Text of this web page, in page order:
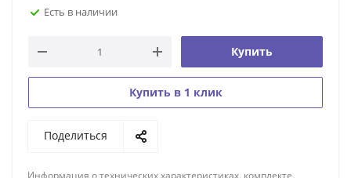
Есть в наличии
Купить
Купить в 1 клик
Поделиться
Информация о технических характеристиках, комплекте